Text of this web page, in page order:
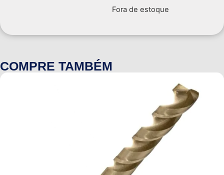
Fora de estoque
COMPRE TAMBÉM